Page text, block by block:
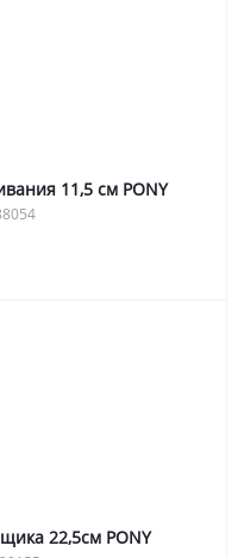
11,5 см PONY
22,5см PONY